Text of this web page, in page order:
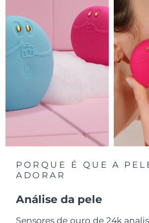
PORQUE É QUE A
ADORAR
Análise da pele
Sensores de ouro de 24k
Macau, RAE da
China
Malásia
México
Mônaco
Países Baixos